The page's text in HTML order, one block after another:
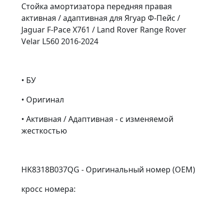
Стойка амортизатора передняя правая
активная / адаптивная для Ягуар Ф-Пейс /
Jaguar F-Pace X761 / Land Rover Range Rover
Velar L560 2016-2024
• БУ
• Оригинал
• Активная / Адаптивная - с изменяемой
жесткостью
HK8318B037QG - Оригинальный номер (OEM)
кросс номера: